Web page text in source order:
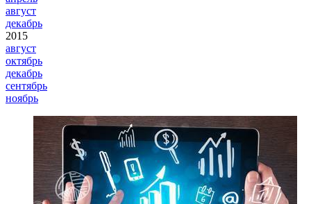
август
декабрь
2015
август
октябрь
декабрь
сентябрь
ноябрь